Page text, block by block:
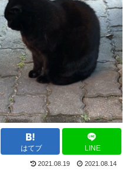
はてブ LINE
2021.08.19 2021.08.14